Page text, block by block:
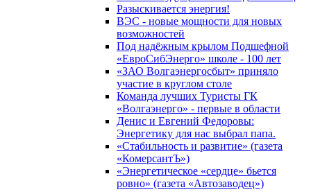
Разыскивается энергия!
ВЭС - новые мощности для новых
возможностей
Под надёжным крылом Подшефной
«ЕвроСибЭнерго» школе - 100 лет
«ЗАО Волгаэнергосбыт» приняло
участие в круглом столе
Команда лучших Туристы ГК
«Волгаэнерго» - первые в области
Денис и Евгений Федоровы:
Энергетику для нас выбрал папа.
«Стабильность и развитие» (газета
«КомерсантЪ»)
«Энергетическое «сердце» бьется
ровно» (газета «Автозаводец»)